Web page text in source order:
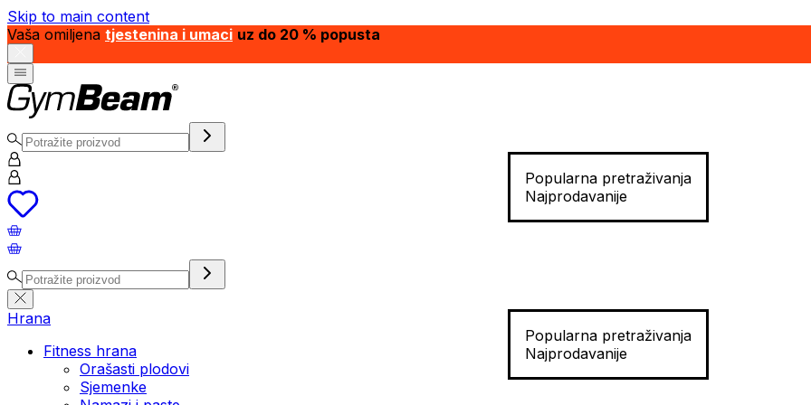
Skip to main content
Vaša omiljena tjestenina i umaci uz do 20 % popusta
Popularna pretraživanja
Najprodavanije
Popularna pretraživanja
Najprodavanije
Hrana
Fitness hrana
Orašasti plodovi
Sjemenke